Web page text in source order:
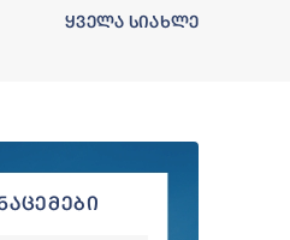
ყველა სიახლე